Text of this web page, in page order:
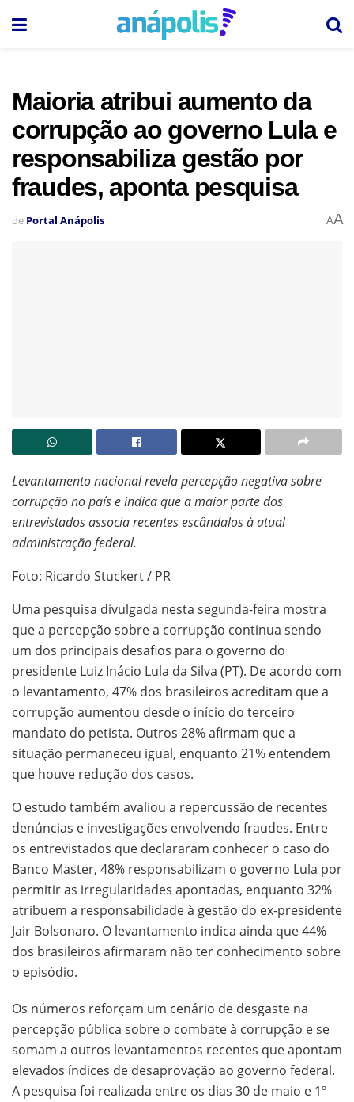
Maioria atribui aumento da
corrupção ao governo Lula e
responsabiliza gestão por
fraudes, aponta pesquisa
de Portal Anápolis AA
Levantamento nacional revela percepção negativa sobre
corrupção no país e indica que a maior parte dos
entrevistados associa recentes escândalos à atual
administração federal.
Foto: Ricardo Stuckert / PR
Uma pesquisa divulgada nesta segunda-feira mostra
que a percepção sobre a corrupção continua sendo
um dos principais desafios para o governo do
presidente Luiz Inácio Lula da Silva (PT). De acordo com
o levantamento, 47% dos brasileiros acreditam que a
corrupção aumentou desde o início do terceiro
mandato do petista. Outros 28% afirmam que a
situação permaneceu igual, enquanto 21% entendem
que houve redução dos casos.
O estudo também avaliou a repercussão de recentes
denúncias e investigações envolvendo fraudes. Entre
os entrevistados que declararam conhecer o caso do
Banco Master, 48% responsabilizam o governo Lula por
permitir as irregularidades apontadas, enquanto 32%
atribuem a responsabilidade à gestão do ex-presidente
Jair Bolsonaro. O levantamento indica ainda que 44%
dos brasileiros afirmaram não ter conhecimento sobre
o episódio.
Os números reforçam um cenário de desgaste na
percepção pública sobre o combate à corrupção e se
somam a outros levantamentos recentes que apontam
elevados índices de desaprovação ao governo federal.
A pesquisa foi realizada entre os dias 30 de maio e 1º